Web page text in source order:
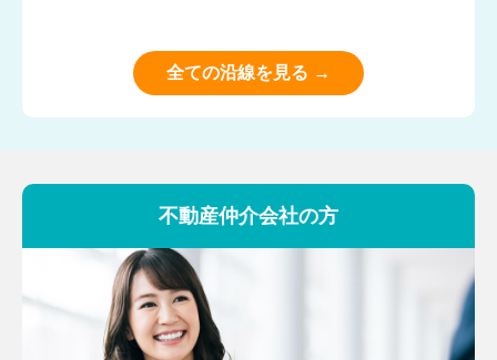
全ての沿線を見る →
不動産仲介会社の方